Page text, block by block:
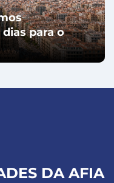
para o
DA AFIA